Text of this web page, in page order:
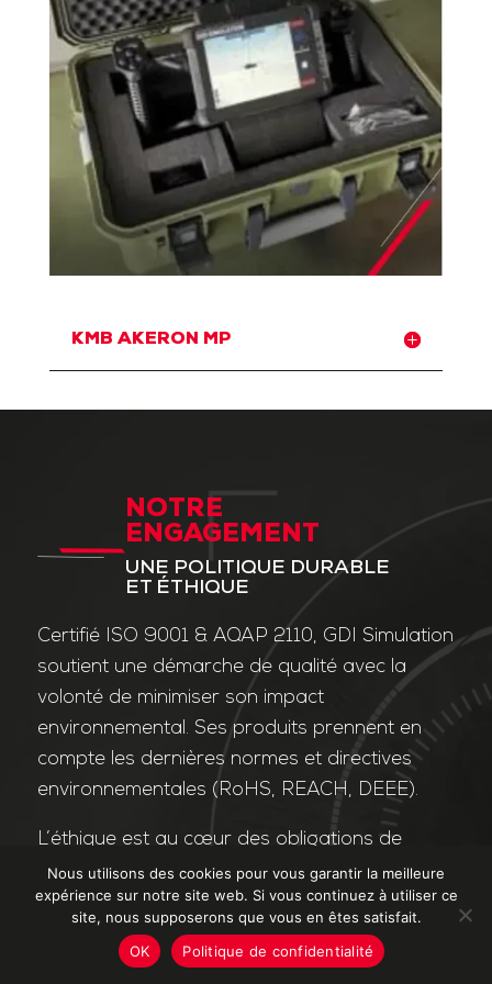
KMB AKERON MP
NOTRE
ENGAGEMENT
UNE POLITIQUE DURABLE
ET ÉTHIQUE
Certifié ISO 9001 & AQAP 2110, GDI Simulation
soutient une démarche de qualité avec la
volonté de minimiser son impact
environnemental. Ses produits prennent en
compte les dernières normes et directives
environnementales (RoHS, REACH, DEEE).
L’éthique est au cœur des obligations de
l’entreprise et de ses valeurs. Nos affaires
sont conduites dans le strict respect des
différentes lois applicables dans le domaine
de la lutte contre la corruption et le trafic
Nous utilisons des cookies pour vous garantir la meilleure
expérience sur notre site web. Si vous continuez à utiliser ce
site, nous supposerons que vous en êtes satisfait.
OK
Politique de confidentialité